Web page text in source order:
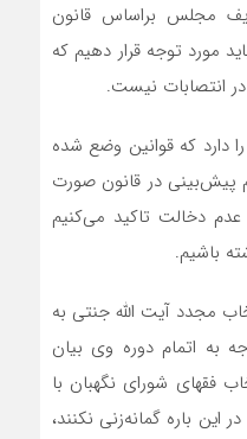
مجلس براساس قانون
مورد توجه قرار دهیم که
انتصابات نیست.
که قوانین وضع شده
پیش‌بینی در قانون صورت
دخالت تاکید می‌کنیم
باشیم.
مجدد آیت الله جنتی به
به اتمام دوره وی بیان
فقهای شورای نگهبان با
این باره گمانه‌زنی نکنند،